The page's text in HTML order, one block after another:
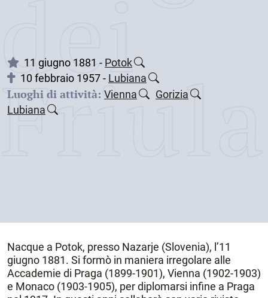
dei
11 giugno 1881 - Potok
10 febbraio 1957 - Lubiana
Luoghi di attività: Vienna
Gorizia
Lubiana
Nacque a Potok, presso Nazarje (Slovenia), l’11
giugno 1881. Si formò in maniera irregolare alle
Accademie di Praga (1899-1901), Vienna (1902-1903)
e Monaco (1903-1905), per diplomarsi infine a Praga